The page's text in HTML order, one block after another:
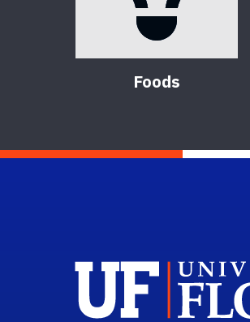
Foods